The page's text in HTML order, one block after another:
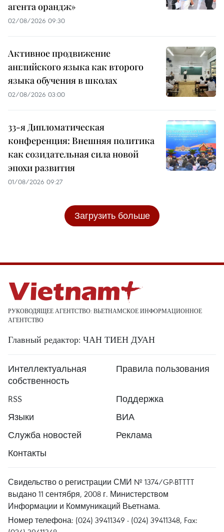
агента орандж»
02/08/2026 09:30
Активное продвижение
английского языка как второго
языка обучения в школах
02/08/2026 03:00
33-я Дипломатическая
конференция: Внешняя политика
как созидательная сила новой
эпохи развития
01/08/2026 09:27
Загрузить больше
РУКОВОДЯЩЕЕ АГЕНТСТВО: ВЬЕТНАМСКОЕ ИНФОРМАЦИОННОЕ
АГЕНТСТВО
Главный редактор: ЧАН ТИЕН ДУАН
Интеллектуальная
собственность
Правила пользования
RSS
Поддержка
Языки
ВИА
Служба новостей
Реклама
Контакты
Свидельство о регистрации СМИ № 1374/GP-BTTTT
выдано 11 сентября, 2008 г. Министерством
Информации и Коммуникаций Вьетнама.
Номер телефона: (024) 39411349 - (024) 39411348, Fax: